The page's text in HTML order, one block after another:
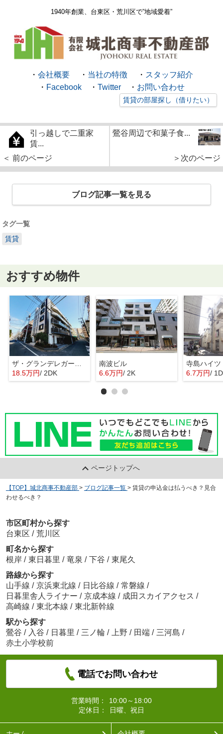
1940年創業、台東区・荒川区で”地域愛着”
・ 会社概要 ・ 当社の特徴 ・ スタッフ紹介
・ Facebook ・ Twitter ・ お問い合わせ
賃貸の部屋探し（借りたい）
引っ越しで二重家
賃...
＜ 前のページ
鶯谷周辺で和菓子食...
＞次のページ
ブログ記事一覧を見る
タグ一覧
賃貸
おすすめ物件
18.5万円/ 2DK
南波ビル
6.6万円/ 2K
寺島ハイツ
6.7万円/
ページトップへ
【TOP】城北商事不動産部 > ブログ記事一覧 > 賃貸の申込金は払うべき？見合
わせるべき？
市区町村から探す
台東区 / 荒川区
町名から探す
根岸 / 東日暮里 / 竜泉 / 下谷 / 東尾久
路線から探す
山手線 / 京浜東北線 / 日比谷線 / 常磐線 /
日暮里舎人ライナー / 京成本線 / 成田スカイアクセス /
高崎線 / 東北本線 / 東北新幹線
駅から探す
鶯谷 / 入谷 / 日暮里 / 三ノ輪 / 上野 / 田端 / 三河島 /
赤土小学校前
電話でお問い合わせ
営業時間：
10:00～18:00
定休日：
日曜、祝日